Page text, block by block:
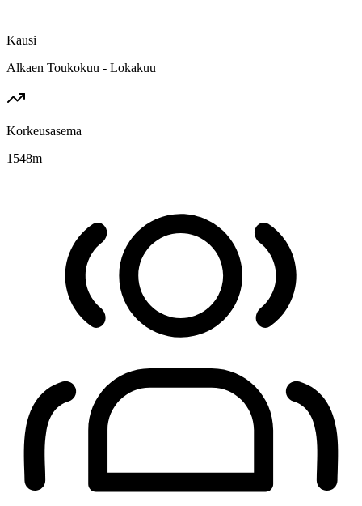
Kausi
Alkaen Toukokuu - Lokakuu
Korkeusasema
1548m